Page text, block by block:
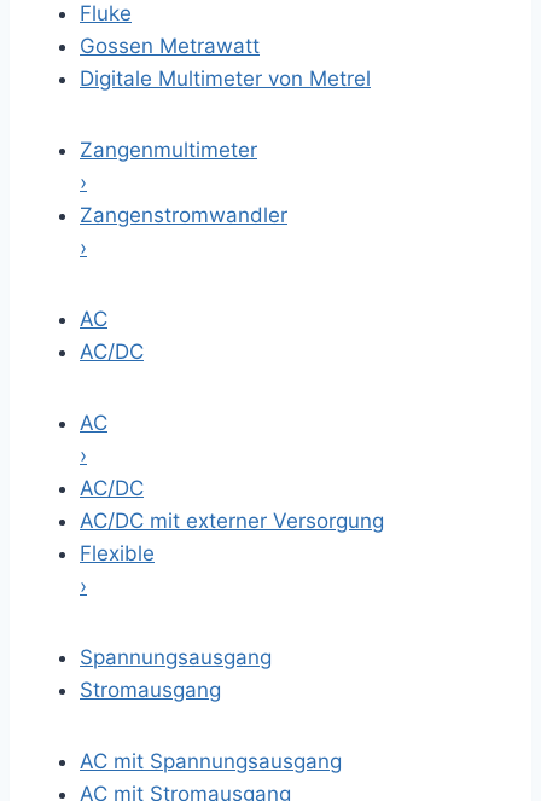
Fluke
Gossen Metrawatt
Digitale Multimeter von Metrel
Zangenmultimeter
›
Zangenstromwandler
›
AC
AC/DC
AC
›
AC/DC
AC/DC mit externer Versorgung
Flexible
›
Spannungsausgang
Stromausgang
AC mit Spannungsausgang
AC mit Stromausgang